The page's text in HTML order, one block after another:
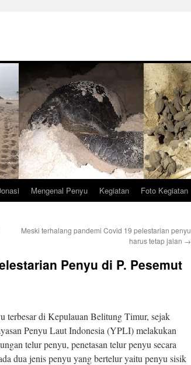
Mengenal Penyu Kegiatan Foto Kegiatan
Meski terhalang pandemi Covid 19 pelestarian penyu
harus tetap jalan →
Penyu di P. Pesemut
terbesar di Kepulauan Belitung Timur, sejak
Penyu Laut Indonesia (YPLI) melakukan
telur penyu, penetasan telur penyu secara
dua jenis penyu yang bertelur yaitu penyu sisik